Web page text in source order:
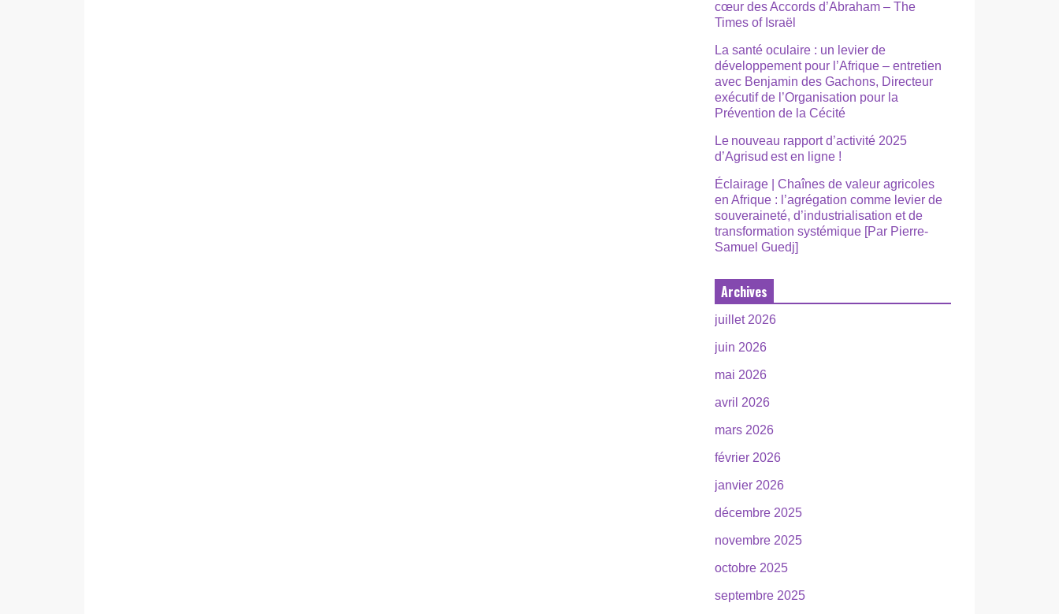
cœur des Accords d’Abraham – The
Times of Israël
La santé oculaire : un levier de
développement pour l’Afrique – entretien
avec Benjamin des Gachons, Directeur
exécutif de l’Organisation pour la
Prévention de la Cécité
Le nouveau rapport d’activité 2025
d’Agrisud est en ligne !
Éclairage | Chaînes de valeur agricoles
en Afrique : l’agrégation comme levier de
souveraineté, d’industrialisation et de
transformation systémique [Par Pierre-
Samuel Guedj]
Archives
juillet 2026
juin 2026
mai 2026
avril 2026
mars 2026
février 2026
janvier 2026
décembre 2025
novembre 2025
octobre 2025
septembre 2025